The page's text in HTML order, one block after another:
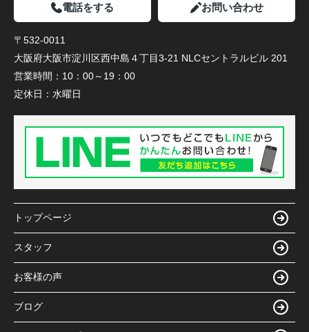
電話をする お問い合わせ
〒532-0011
大阪府大阪市淀川区西中島４丁目3-21 NLCセントラルビル 201
営業時間： 10：00～19：00
定休日： 水曜日
トップページ
スタッフ
お客様の声
ブログ